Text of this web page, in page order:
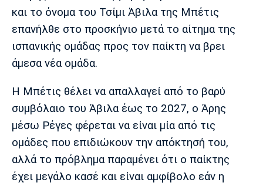
Πολιτισμός
Τραγούδια
Cine Spot
Running
Media
Παρασκήνιο
Πρόγραμμα TV
Ιωνικός Κηφισιά Πανσερραϊκός
Μπαρτσελόνα
Ρεάλ
Μαδρίτης
Ατλέτικο
Μαδρίτης
και το όνομα του Τσίμι Άβιλα της Μπέτις
επανήλθε στο προσκήνιο μετά το αίτημα της
ισπανικής ομάδας προς τον παίκτη να βρει
άμεσα νέα ομάδα.
Η Μπέτις θέλει να απαλλαγεί από το βαρύ
συμβόλαιο του Άβιλα έως το 2027, ο Άρης
μέσω Ρέγες φέρεται να είναι μία από τις
ομάδες που επιδιώκουν την απόκτησή του,
αλλά το πρόβλημα παραμένει ότι ο παίκτης
έχει μεγάλο κασέ και είναι αμφίβολο εάν η